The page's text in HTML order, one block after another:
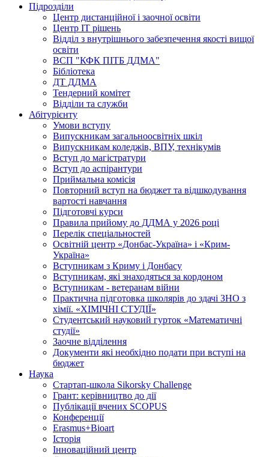
Підрозділи
Центр дистанційної і заочної освіти
Центр ІТ рішень
Відділ з внутрішнього забезпечення якості вищої
освіти
ВСП "КФК ПІТБ ДДМА"
Бібліотека
ДТ ДДМА
Тендерний комітет
Відділи та служби
Абітурієнту
Умови вступу
Випускникам загальноосвітніх шкіл
Випускникам коледжів, ВПУ, технікумів
Вступ до магістратури
Вступ до аспірантури
Приймальна комісія
Повторний вступ на бюджет та відшкодування
вартості навчання
Підготовчі курси
Правила прийому до ДДМА у 2026 році
Перелік спеціальностей
Освітній центр «Донбас-Україна» і «Крим-
Україна»
Вступникам з Криму і Донбасу
Вступникам, які знаходяться за кордоном
Вступникам - ветеранам війни
Практична підготовка школярів до здачі ЗНО з
хімії. «ХІМІЧНІ СТУДІЇ»
Студентський науковий гурток «Математичні
студії»
Заочне відділення
Документи які необхідно подати при вступі на
бюджет
Наука
Стартап-школа Sikorsky Challenge
Грант: керівництво до дії
Публікації вчених SCOPUS
Конференції
Erasmus+Bioart
Історія
Інноваційний центр